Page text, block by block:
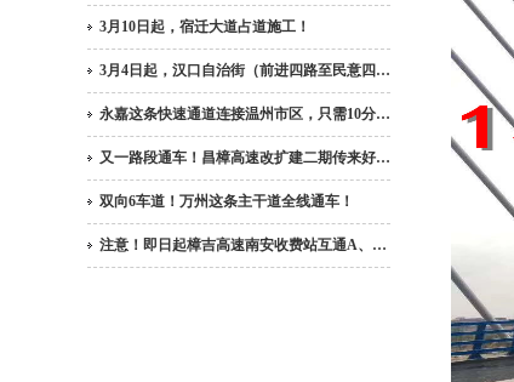
3月10日起，宿迁大道占道施工！
3月4日起，汉口自治街（前进四路至民意四…
永嘉这条快速通道连接温州市区，只需10分…
又一路段通车！昌樟高速改扩建二期传来好…
双向6车道！万州这条主干道全线通车！
注意！即日起樟吉高速南安收费站互通A、…